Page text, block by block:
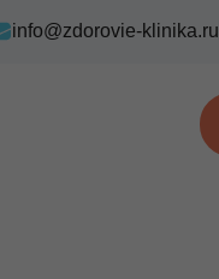
info@zdorovie-klinika.ru